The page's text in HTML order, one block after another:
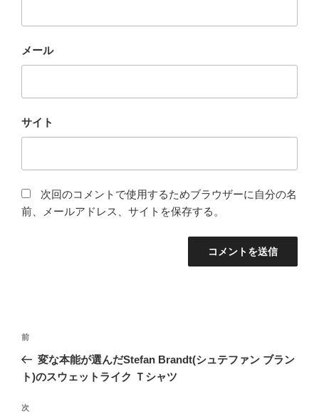
メール
サイト
次回のコメントで使用するためブラウザーに自分の名
前、メールアドレス、サイトを保存する。
投
ナ
ゲ
前
の
投
前
変な本能が選んだStefan Brandt(シュテファン ブラン
ト)のスウェットライク Ｔシャツ
次
次